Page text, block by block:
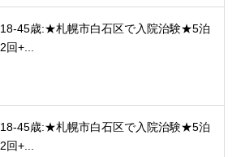
18-45歳:★札幌市白石区で入院治験★5泊
2回+...
18-45歳:★札幌市白石区で入院治験★5泊
2回+...